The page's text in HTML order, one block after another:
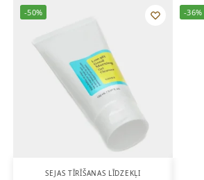
-50%
SEJAS TĪRĪŠANAS LĪDZEKĻI
-36%